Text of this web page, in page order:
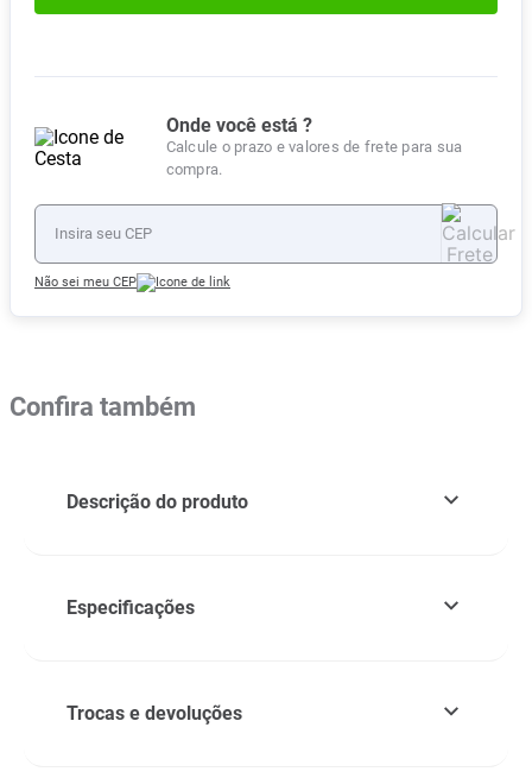
Onde você está ?
Calcule o prazo e valores de frete para sua
compra.
Não sei meu CEP
Confira também
Descrição do produto
Especificações
Trocas e devoluções